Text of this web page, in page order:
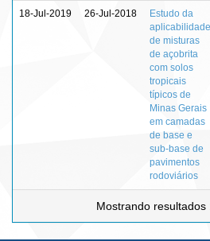
18-Jul-2019 26-Jul-2018
Estudo da
aplicabilidade
de misturas
de açobrita
com solos
tropicais
típicos de
Minas Gerais
em camadas
de base e
sub-base de
pavimentos
rodoviários
Mostrando resultados